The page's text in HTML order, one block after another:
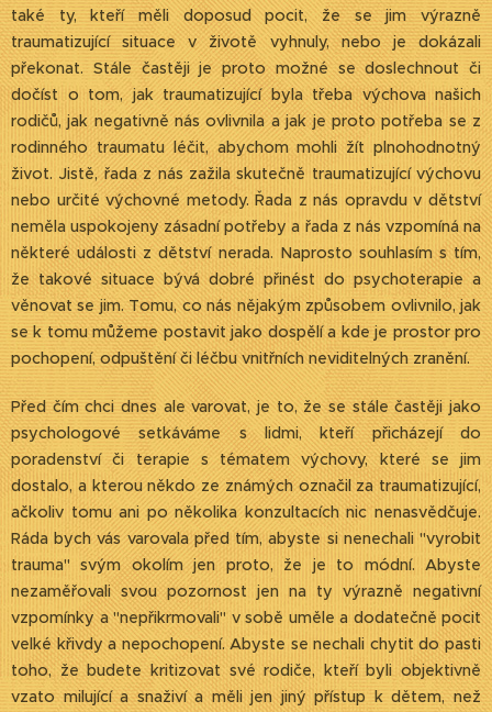
také ty, kteří měli doposud pocit, že se jim výrazně
traumatizující situace v životě vyhnuly, nebo je dokázali
překonat. Stále častěji je proto možné se doslechnout či
dočíst o tom, jak traumatizující byla třeba výchova našich
rodičů, jak negativně nás ovlivnila a jak je proto potřeba se z
rodinného traumatu léčit, abychom mohli žít plnohodnotný
život. Jistě, řada z nás zažila skutečně traumatizující výchovu
nebo určité výchovné metody. Řada z nás opravdu v dětství
neměla uspokojeny zásadní potřeby a řada z nás vzpomíná na
některé události z dětství nerada. Naprosto souhlasím s tím,
že takové situace bývá dobré přinést do psychoterapie a
věnovat se jim. Tomu, co nás nějakým způsobem ovlivnilo, jak
se k tomu můžeme postavit jako dospělí a kde je prostor pro
pochopení, odpuštění či léčbu vnitřních neviditelných zranění.
Před čím chci dnes ale varovat, je to, že se stále častěji jako
psychologové setkáváme s lidmi, kteří přicházejí do
poradenství či terapie s tématem výchovy, které se jim
dostalo, a kterou někdo ze známých označil za traumatizující,
ačkoliv tomu ani po několika konzultacích nic nenasvědčuje.
Ráda bych vás varovala před tím, abyste si nenechali "vyrobit
trauma" svým okolím jen proto, že je to módní. Abyste
nezaměřovali svou pozornost jen na ty výrazně negativní
vzpomínky a "nepřikrmovali" v sobě uměle a dodatečně pocit
velké křivdy a nepochopení. Abyste se nechali chytit do pasti
toho, že budete kritizovat své rodiče, kteří byli objektivně
vzato milující a snaživí a měli jen jiný přístup k dětem, než